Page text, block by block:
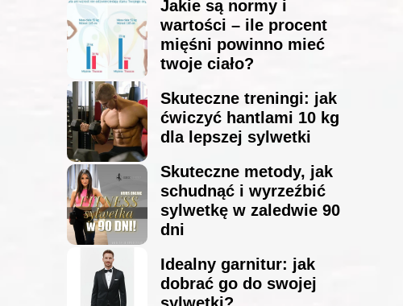
Jakie są normy i
wartości – ile procent
mięśni powinno mieć
twoje ciało?
Skuteczne treningi: jak
ćwiczyć hantlami 10 kg
dla lepszej sylwetki
Skuteczne metody, jak
schudnąć i wyrzeźbić
sylwetkę w zaledwie 90
dni
Idealny garnitur: jak
dobrać go do swojej